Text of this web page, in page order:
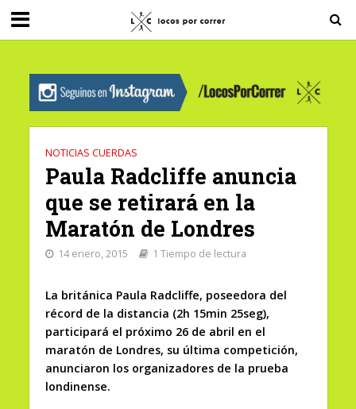
G-0X2PD3RFLV
NOTICIAS CUERDAS
Paula Radcliffe anuncia
que se retirará en la
Maratón de Londres
14 enero, 2015 1 Tiempo de lectura
La británica Paula Radcliffe, poseedora del
récord de la distancia (2h 15min 25seg),
participará el próximo 26 de abril en el
maratón de Londres, su última competición,
anunciaron los organizadores de la prueba
londinense.